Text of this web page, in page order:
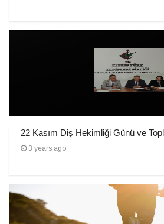
22 Kasım Diş Hekimliği Günü ve
3 years ago